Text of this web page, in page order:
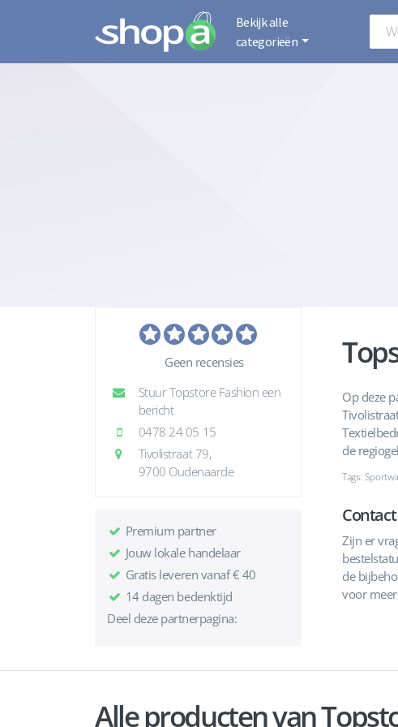
Bekijk alle
categorieën
Geen recensies
Stuur Topstore Fashion een
bericht
0478 24 05 15
Tivolistraat 79,
9700 Oudenaarde
Premium partner
Jouw lokale handelaar
Gratis leveren vanaf € 40
14 dagen bedenktijd
Deel deze partnerpagina:
Op deze
de
Tags:
Contact
Zijn er
de
voor
Alle producten van